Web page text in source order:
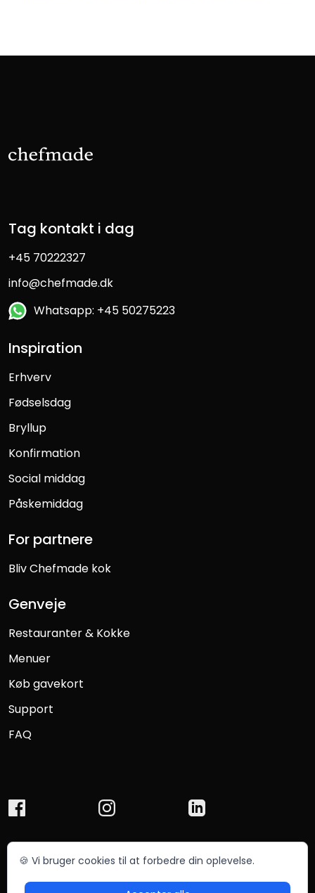
Tag kontakt i dag
+45 70222327
info@chefmade.dk
Whatsapp: +45 50275223
Inspiration
Erhverv
Fødselsdag
Bryllup
Konfirmation
Social middag
Påskemiddag
For partnere
Bliv Chefmade kok
Genveje
Restauranter & Kokke
Menuer
Køb gavekort
Support
FAQ
© Chefmade ApS 2025
Betingelser
🍪 Vi bruger cookies til at forbedre din oplevelse.